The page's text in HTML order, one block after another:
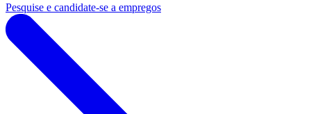
Pesquise e candidate-se a empregos